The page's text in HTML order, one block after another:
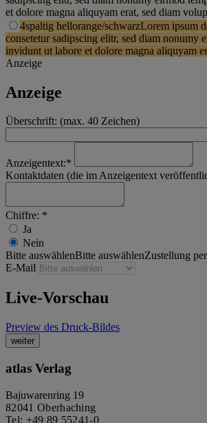
et dolore magna aliquyam erat, sed diam
4spaltig hellorange/schwarzLorem ipsum
consetetur sadipscing elitr, sed diam nonumy
invidunt ut labore et dolore magna aliquyam
Anzeige
Anzeige
Überschrift: (max. 40 Zeichen)
Anzeigentext:*
Kontaktdaten (die im Anzeigentext
Chiffre: *
Ja
Nein
Bitte auswählenBitte auswählenZustellung
E-Mail
Live-Vorschau
Preview des Druck-Bildes
atlas Verlag
Bajuwarenring 19
82041 Oberhaching
Tel: +49 89 55241-0